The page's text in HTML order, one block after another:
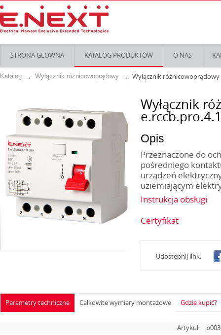
STRONA GLOWNA KATALOG PRODUKTÓW O NAS
Katalog Wyłącznik różnicowoprądowy Wyłącznik różnicowoprądowy
Wyłącznik
Opis
Przeznaczone do
pośredniego
urządzeń
uziemiającym
Instrukcja obsługi
Certyfikat
Udostępnij link:
Parametry techniczne
Artykuł
Całkowite wymiary montażowe Gdzie kupić?